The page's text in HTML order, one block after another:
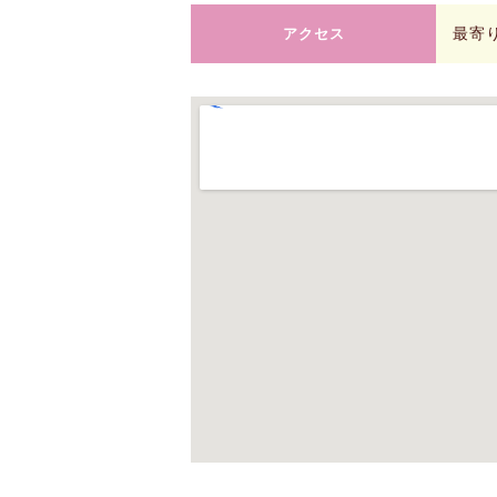
アクセス 最寄